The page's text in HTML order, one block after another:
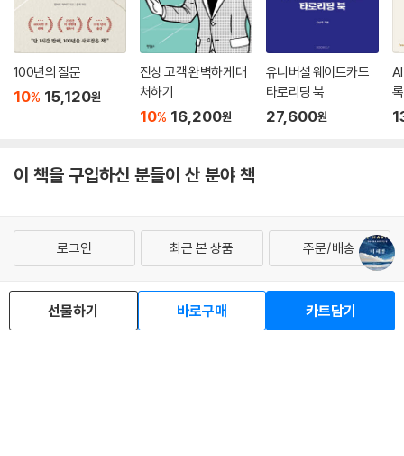
권해요. 하루도 빠지지 않고 써야 한다는 의무감에 시달리지 않도록 말이
죠.”
--- p.222
“행운은 효율성과 상통하는 개념이에요. 노력에 비해 쉽고 빠르게 원하는
걸 얻는 거죠.” 고개를 끄덕이며 서윤의 말을 곱씹었다. 서윤의 말에 의하
한 흙길 대신 잘 닦인 고속도로 위를 달리는 것과 비슷했다.
“제가 잘못 생각했나 봐요. 노력하지 않아도 하늘에서 돈 주머니가 떨어지
는 것이 행운인 줄로만 알았어요.” 서윤이 마시던 커피잔을 내려놓고 차분
하게 일러주었다. “행운은 우리의 노력에 곱셈이 되는 것이지 덧셈이 되는
것은 아니에요.” “네? 무슨 말씀이신지요?” “행운이 덧셈으로 온다면 노
력이 ‘0’이어도 행운이 올 수 있겠죠.” “아, 그렇겠네요. ‘0+행운=행운’이
되겠어요.” “하지만 행운의 법칙은 그렇지 않아요. 행운은 곱하기죠. 내 노
또한 『더 해빙(The Having)』의 가능성을 처음 알아본 출판 에이전트 제
인 디스털((Jane Dystel)은 “이 책은 돈과 저축, 그리고 우리가 어떻게
소비해야 하는지에 대해 알려주는 가장 새로운 책이다. 나아가 삶을 살아
가는 방식에 대해서도 새로운 시각을 제시하고 있다.”라고 말했다. 로스쿨
학생이던 버락 오바마에게 책을 쓰라고 설득해 그를 세상에 알리기도 한
그녀는 『더 해빙(The Having)』의 기획서를 보고 전 세계 에이전트를 자
로프레도 수석에디터는 “인생을 바꿀 책”이라며“많은 독자들의 삶을 변
100년의 질문
10% 15,120원
진상 고객 완벽하게 대
처하기
10% 16,200원
유니버셜 웨이트카드
타로리딩 북
27,600원
이 책을 구입하신 분들이 산 분야 책
선물하기 바로구매 카트담기
로그인 최근 본 상품 주문/배송
고객센터 1544-3800 티켓 1544-6399
중고샵 1566-4295
eBook 1:1문의/채팅상담
예스이십사(주) 사업자 정보